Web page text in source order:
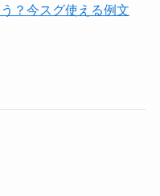
？今スグ使える例文